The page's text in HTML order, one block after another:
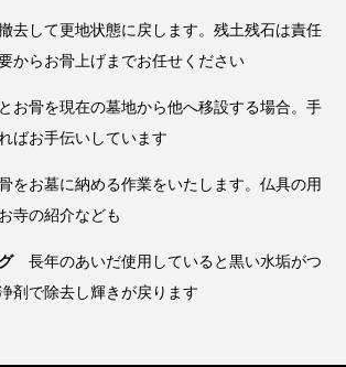
去して更地状態に戻します。残土残石は責任
からお骨上げまでお任せください
骨を現在の墓地から他へ移設する場合。手
ばお手伝いしています
をお墓に納める作業をいたします。仏具の用
寺の紹介なども
長年のあいだ使用していると黒い水垢がつ
剤で除去し輝きが戻ります